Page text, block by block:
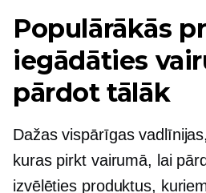
Populārākās
iegādāties
pārdot tālāk
Dažas vispārīgas
kuras pirkt vairumā, lai
izvēlēties produktus,